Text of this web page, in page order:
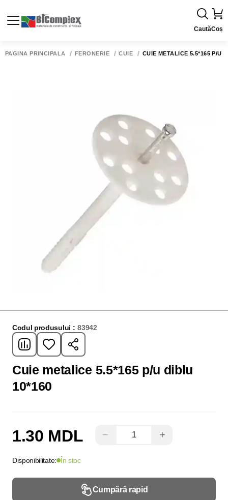
CautăCoș
PAGINA PRINCIPALĂ FERONERIE CUIE CUIE METALICE 5.5*165 P/U
Codul produsului : 83942
Cuie metalice 5.5*165 p/u diblu
10*160
1.30 MDL − +
Disponibilitate: În stoc
Cumpără rapid